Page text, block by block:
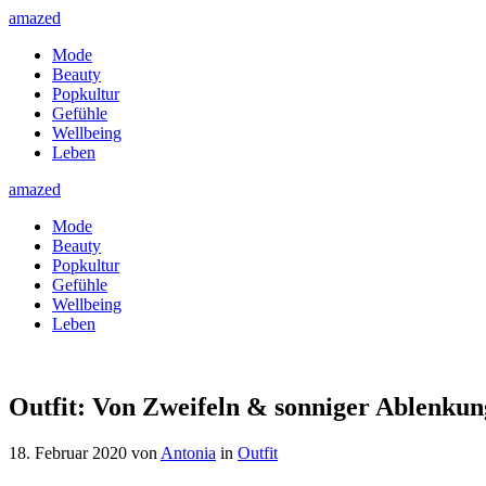
amazed
Mode
Beauty
Popkultur
Gefühle
Wellbeing
Leben
amazed
Mode
Beauty
Popkultur
Gefühle
Wellbeing
Leben
Outfit: Von Zweifeln & sonniger
18. Februar 2020 von Antonia in Outfit